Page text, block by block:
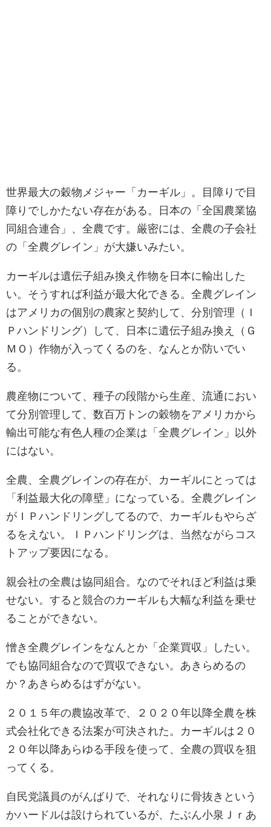
世界最大の穀物メジャー「カーギル」。目障りで目
障りでしかたない存在がある。日本の「全国農業協
同組合連合」、全農です。厳密には、全農の子会社
の「全農グレイン」が大嫌いみたい。
カーギルは遺伝子組み換え作物を日本に輸出した
い。そうすれば利益が最大化できる。全農グレイン
はアメリカの個別の農家と契約して、分別管理（Ｉ
Ｐハンドリング）して、日本に遺伝子組み換え（Ｇ
ＭＯ）作物が入ってくるのを、なんとか防いでい
る。
農産物について、種子の段階から生産、流通におい
て分別管理して、数百万トンの穀物をアメリカから
輸出可能な有色人種の企業は「全農グレイン」以外
にはない。
全農、全農グレインの存在が、カーギルにとっては
「利益最大化の障壁」になっている。全農グレイン
がＩＰハンドリングしてるので、カーギルもやらざ
るをえない。ＩＰハンドリングは、当然ながらコス
トアップ要因になる。
親会社の全農は協同組合。なのでそれほど利益は乗
せない。すると競合のカーギルも大幅な利益を乗せ
ることができない。
憎き全農グレインをなんとか「企業買収」したい。
でも協同組合なので買収できない。あきらめるの
か？あきらめるはずがない。
２０１５年の農協改革で、２０２０年以降全農を株
式会社化できる法案が可決された。カーギルは２０
２０年以降あらゆる手段を使って、全農の買収を狙
ってくる。
自民党議員のがんばりで、それなりに骨抜きという
かハードルは設けられているが、たぶん小泉Ｊｒあ